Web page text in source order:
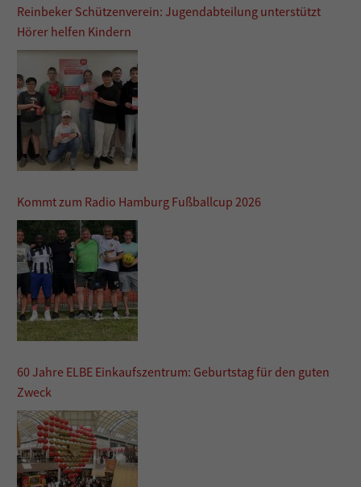
Reinbeker Schützenverein: Jugendabteilung unterstützt
Hörer helfen Kindern
Kommt zum Radio Hamburg Fußballcup 2026
60 Jahre ELBE Einkaufszentrum: Geburtstag für den guten
Zweck